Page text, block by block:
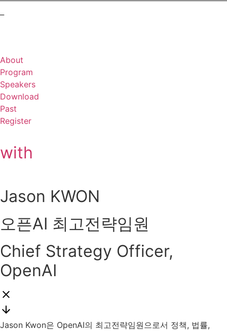
–
About
Program
Speakers
Download
Past
Register
with
Jason KWON
오픈AI 최고전략임원
Chief Strategy Officer,
OpenAI
Jason Kwon은 OpenAI의 최고전략임원으로서 정책, 법률,